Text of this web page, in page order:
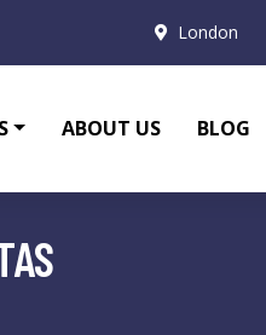
London
ABOUT US BLOG